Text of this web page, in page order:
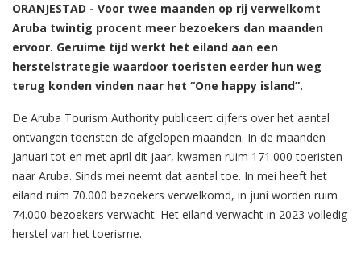
ORANJESTAD - Voor twee maanden op rij verwelkomt
Aruba twintig procent meer bezoekers dan maanden
ervoor. Geruime tijd werkt het eiland aan een
herstelstrategie waardoor toeristen eerder hun weg
terug konden vinden naar het “One happy island”.
De Aruba Tourism Authority publiceert cijfers over het aantal
ontvangen toeristen de afgelopen maanden. In de maanden
januari tot en met april dit jaar, kwamen ruim 171.000 toeristen
naar Aruba. Sinds mei neemt dat aantal toe. In mei heeft het
eiland ruim 70.000 bezoekers verwelkomd, in juni worden ruim
74.000 bezoekers verwacht. Het eiland verwacht in 2023 volledig
herstel van het toerisme.